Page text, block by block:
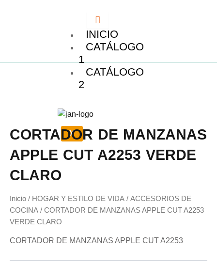
INICIO
CATÁLOGO
1
CATÁLOGO
2
X
CORTADOR DE MANZANAS
APPLE CUT A2253 VERDE
CLARO
Inicio / HOGAR Y ESTILO DE VIDA / ACCESORIOS DE
COCINA / CORTADOR DE MANZANAS APPLE CUT A2253
VERDE CLARO
CORTADOR DE MANZANAS APPLE CUT A2253